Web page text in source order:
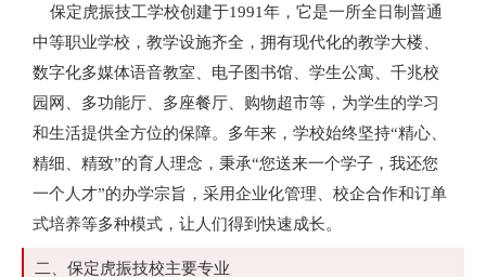
保定虎振技工学校创建于1991年，它是一所全日制普通
中等职业学校，教学设施齐全，拥有现代化的教学大楼、
数字化多媒体语音教室、电子图书馆、学生公寓、千兆校
园网、多功能厅、多座餐厅、购物超市等，为学生的学习
和生活提供全方位的保障。多年来，学校始终坚持“精心、
精细、精致”的育人理念，秉承“您送来一个学子，我还您
一个人才”的办学宗旨，采用企业化管理、校企合作和订单
式培养等多种模式，让人们得到快速成长。
二、保定虎振技校主要专业